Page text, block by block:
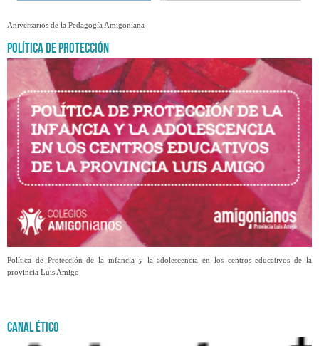
Aniversarios de la Pedagogía Amigoniana
Política de Protección
Política de Protección de la infancia y la adolescencia en los centros educativos de la
provincia Luis Amigo
Canal Ético